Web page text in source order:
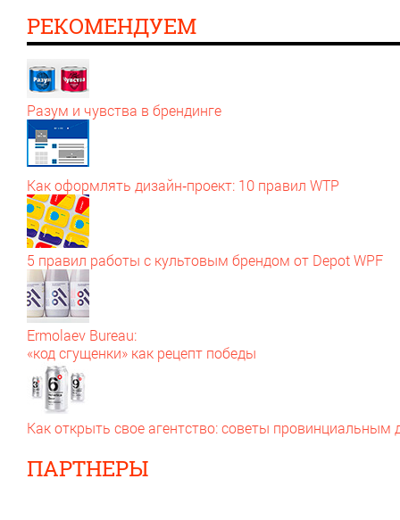
РЕКОМЕНДУЕМ
Разум и чувства в брендинге
Как оформлять дизайн‑проект: 10 правил WTP
5 правил работы с культовым брендом от Depot WPF
Ermolaev Bureau:
«код сгущенки» как рецепт победы
Как открыть свое агентство: советы провинциальным
ПАРТНЕРЫ